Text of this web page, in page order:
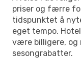
priser og færre
tidspunktet å
eget tempo.
være billigere, og
sesongrabatter.